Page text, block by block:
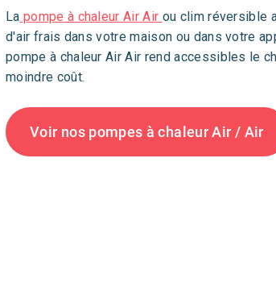
La pompe à chaleur Air Air ou clim réversible
d'air frais dans votre maison ou dans votre
pompe à chaleur Air Air rend accessibles le
moindre coût.
Voir nos pompes à chaleur Air / Air